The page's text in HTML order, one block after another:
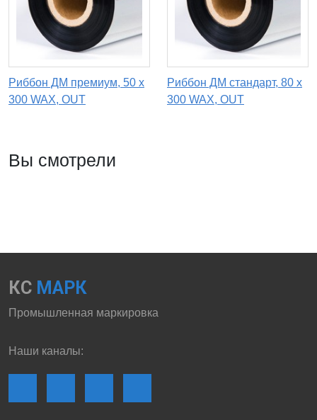
Риббон ДМ премиум, 50 х
300 WAX, OUT
Риббон ДМ стандарт, 80 х
300 WAX, OUT
Вы смотрели
КС МАРК
Промышленная маркировка
Наши каналы: